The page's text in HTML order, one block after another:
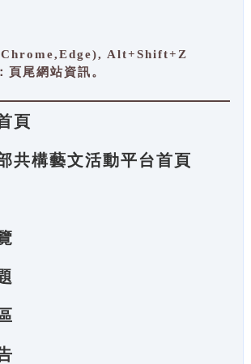
Alt+Shift+Z
尾網站資訊。
頁
共構藝文活動平台首頁